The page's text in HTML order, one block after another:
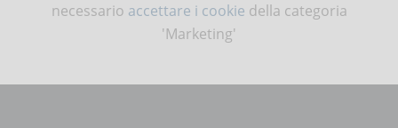
necessario accettare i cookie della categoria
'Marketing'